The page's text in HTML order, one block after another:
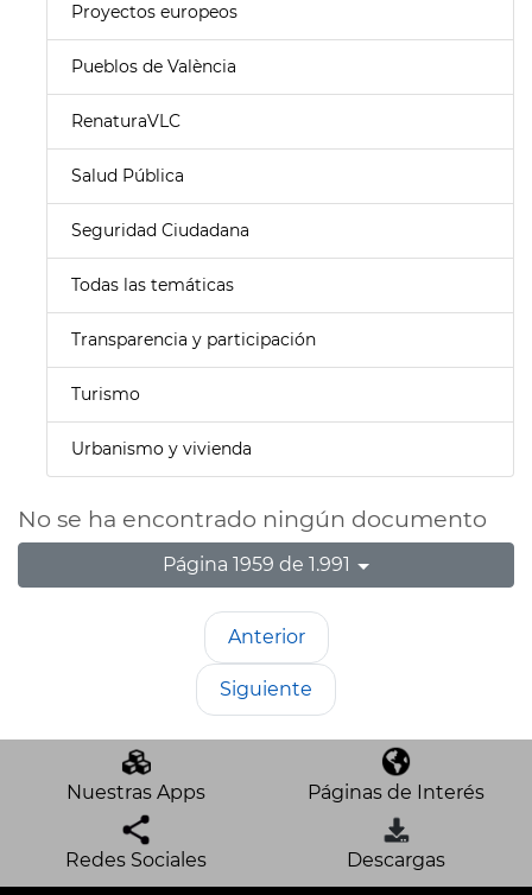
Proyectos europeos
Pueblos de València
RenaturaVLC
Salud Pública
Seguridad Ciudadana
Todas las temáticas
Transparencia y participación
Turismo
Urbanismo y vivienda
No se ha encontrado ningún documento
Página 1959 de 1.991
Anterior
Siguiente
Nuestras Apps Páginas de Interés
Redes Sociales Descargas